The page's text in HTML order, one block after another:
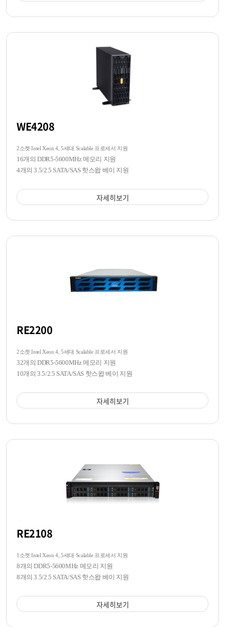
WE4208
2소켓 Intel Xeon 4, 5세대 Scalable 프로세서 지원
16개의 DDR5-5600MHz 메모리 지원
4개의 3.5/2.5 SATA/SAS 핫스왑 베이 지원
자세히보기
RE2200
2소켓 Intel Xeon 4, 5세대 Scalable 프로세서 지원
32개의 DDR5-5600MHz 메모리 지원
10개의 3.5/2.5 SATA/SAS 핫스왑 베이 지원
자세히보기
RE2108
1소켓 Intel Xeon 4, 5세대 Scalable 프로세서 지원
8개의 DDR5-5600MHz 메모리 지원
8개의 3.5/2.5 SATA/SAS 핫스왑 베이 지원
자세히보기